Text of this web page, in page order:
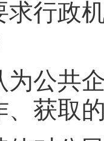
政机
共企
、获取